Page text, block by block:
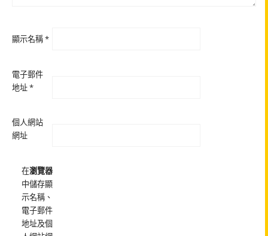
顯示名稱*
電子郵件
地址*
個人網站
網址
在瀏覽器
中儲存顯
示名稱、
電子郵件
地址及個